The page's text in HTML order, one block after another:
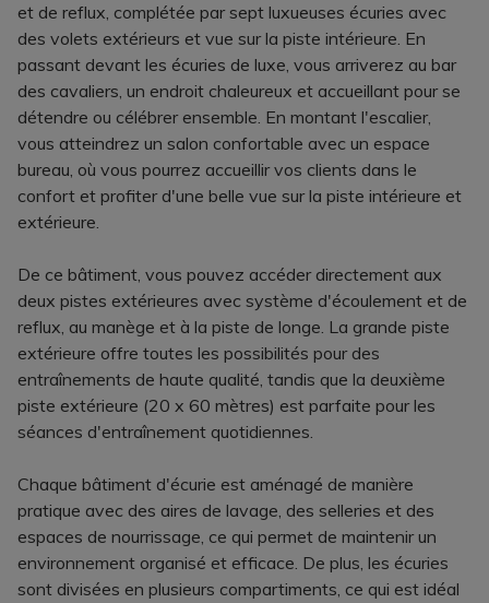
et de reflux, complétée par sept luxueuses écuries avec
des volets extérieurs et vue sur la piste intérieure. En
passant devant les écuries de luxe, vous arriverez au bar
des cavaliers, un endroit chaleureux et accueillant pour se
détendre ou célébrer ensemble. En montant l'escalier,
vous atteindrez un salon confortable avec un espace
bureau, où vous pourrez accueillir vos clients dans le
confort et profiter d'une belle vue sur la piste intérieure et
extérieure.
De ce bâtiment, vous pouvez accéder directement aux
deux pistes extérieures avec système d'écoulement et de
reflux, au manège et à la piste de longe. La grande piste
extérieure offre toutes les possibilités pour des
entraînements de haute qualité, tandis que la deuxième
piste extérieure (20 x 60 mètres) est parfaite pour les
séances d'entraînement quotidiennes.
Chaque bâtiment d'écurie est aménagé de manière
pratique avec des aires de lavage, des selleries et des
espaces de nourrissage, ce qui permet de maintenir un
environnement organisé et efficace. De plus, les écuries
sont divisées en plusieurs compartiments, ce qui est idéal